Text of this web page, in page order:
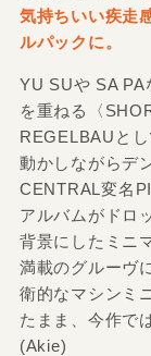
気持ちいい疾走
ルパックに。
YU SUや SA PA
を重ねる〈
REGELBAUと
動かしながらデ
CENTRAL変名
アルバムがドロ
背景にしたミニ
満載のグルーヴ
衛的なマシンミ
たまま、今作で
(Akie)